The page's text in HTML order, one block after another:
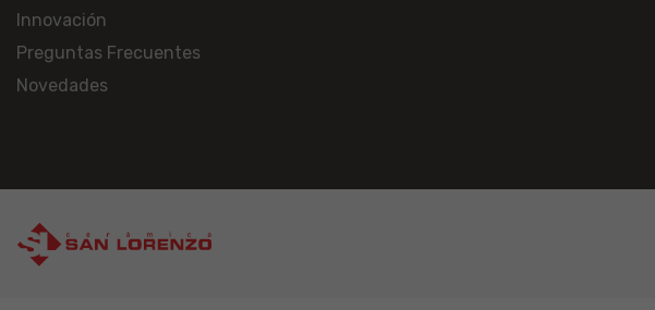
Innovación
Preguntas Frecuentes
Novedades